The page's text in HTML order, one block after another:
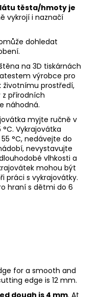
těsta/hmoty je
vykrojí i naznačí
dohledat
na 3D tiskárnách
výrobce pro
životnímu prostředí,
z přírodních
náhodná.
myjte ručně v
°C. Vykrajovátka
°C, nedávejte do
nevystavujte
vlhkosti a
mohou být
práci s vykrajovátky.
hraní s dětmi do 6
for a smooth and
edge is 12 mm.
dough is 4 mm. At